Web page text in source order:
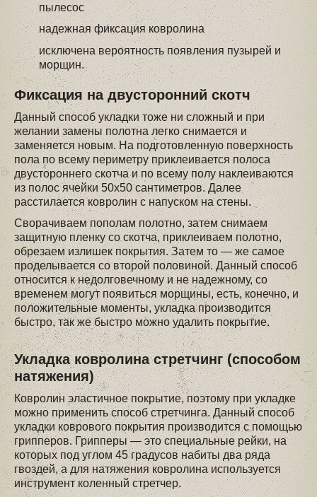
пылесос
надежная фиксация ковролина
исключена вероятность появления пузырей и
морщин.
Фиксация на двусторонний скотч
Данный способ укладки тоже ни сложный и при
желании замены полотна легко снимается и
заменяется новым. На подготовленную поверхность
пола по всему периметру приклеивается полоса
двустороннего скотча и по всему полу наклеиваются
из полос ячейки 50х50 сантиметров. Далее
расстилается ковролин с напуском на стены.
Сворачиваем пополам полотно, затем снимаем
защитную пленку со скотча, приклеиваем полотно,
обрезаем излишек покрытия. Затем то — же самое
проделывается со второй половиной. Данный способ
относится к недолговечному и не надежному, со
временем могут появиться морщины, есть, конечно, и
положительные моменты, укладка производится
быстро, так же быстро можно удалить покрытие.
Укладка ковролина стретчинг (способом
натяжения)
Ковролин эластичное покрытие, поэтому при укладке
можно применить способ стретчинга. Данный способ
укладки коврового покрытия производится с помощью
грипперов. Грипперы — это специальные рейки, на
которых под углом 45 градусов набиты два ряда
гвоздей, а для натяжения ковролина используется
инструмент коленный стретчер.